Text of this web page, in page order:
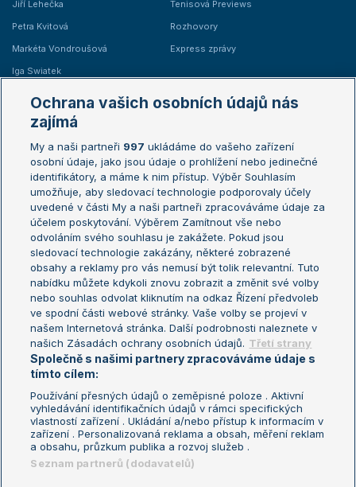
Jiří Lehečka
Petra Kvitová
Markéta Vondroušová
Iga Swiatek
Tenisová Previews
Rozhovory
Express zprávy
Žebříčky
Žebříček ATP (muži)
Žebříček WTA (ženy)
Sázkařský žebříček
Australian Open
French Open
Wimbledon
US Open
Turnaj mistrů
Turnaj mistryň
Aktualní trendy
Fotbalové přestupy
Livesport Daily
LS Prague Open
Podmínky užití
Nastavení soukromí
GDPR a žurnalistika
Reklama
Kontakt
Informace o zpracování osobních
údajů
Ochrana vašich osobních údajů nás
zajímá
My a naši partneři 997 ukládáme do vašeho zařízení
osobní údaje, jako jsou údaje o prohlížení nebo jedinečné
identifikátory, a máme k nim přístup. Výběr Souhlasím
umožňuje, aby sledovací technologie podporovaly účely
uvedené v části My a naši partneři zpracováváme údaje za
účelem poskytování. Výběrem Zamítnout vše nebo
odvoláním svého souhlasu je zakážete. Pokud jsou
sledovací technologie zakázány, některé zobrazené
obsahy a reklamy pro vás nemusí být tolik relevantní. Tuto
nabídku můžete kdykoli znovu zobrazit a změnit své volby
nebo souhlas odvolat kliknutím na odkaz Řízení předvoleb
ve spodní části webové stránky. Vaše volby se projeví v
našem Internetová stránka. Další podrobnosti naleznete v
našich Zásadách ochrany osobních údajů. Třetí strany
Společně s našimi partnery zpracováváme údaje s
tímto cílem:
Používání přesných údajů o zeměpisné poloze . Aktivní
vyhledávání identifikačních údajů v rámci specifických
vlastností zařízení . Ukládání a/nebo přístup k informacím v
zařízení . Personalizovaná reklama a obsah, měření reklam
a obsahu, průzkum publika a rozvoj služeb .
Seznam partnerů (dodavatelů)